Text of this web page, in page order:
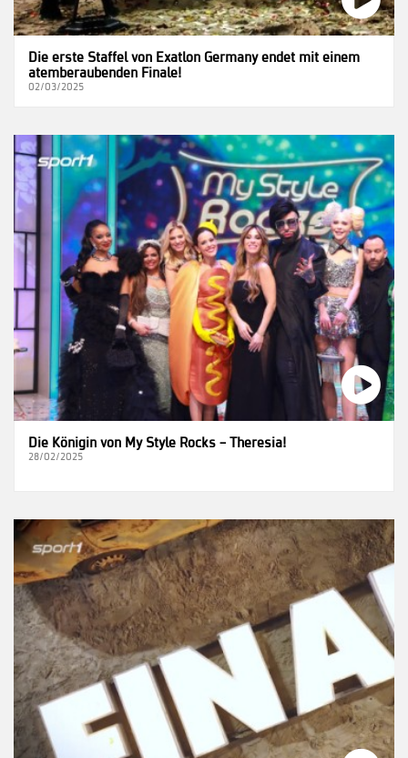
Die erste Staffel von Exatlon Germany endet mit einem
atemberaubenden Finale!
02/03/2025
Die Königin von My Style Rocks – Theresia!
28/02/2025